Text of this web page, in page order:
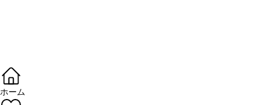
ホーム